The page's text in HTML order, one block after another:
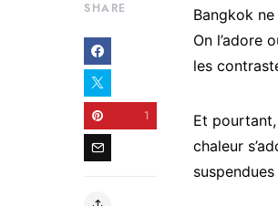
SHARE
1
Bangkok
On l’adore
les
Et
chaleur